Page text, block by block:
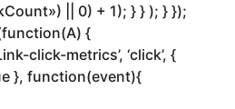
|| 0) + 1); } } ); } });
{
click-metrics’, ‘click’, {
}, function(event){